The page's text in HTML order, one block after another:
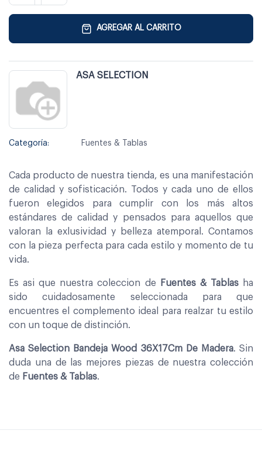
AGREGAR AL CARRITO
ASA SELECTION
Categoría: Fuentes & Tablas
Cada producto de nuestra tienda, es una manifestación
de calidad y sofisticación. Todos y cada uno de ellos
fueron elegidos para cumplir con los más altos
estándares de calidad y pensados para aquellos que
valoran la exlusividad y belleza atemporal. Contamos
con la pieza perfecta para cada estilo y momento de tu
vida.
Es asi que nuestra coleccion de Fuentes & Tablasha
sido cuidadosamente seleccionada para que
encuentres el complemento ideal para realzar tu estilo
con un toque de distinción.
Asa Selection Bandeja Wood 36X17Cm De Madera. Sin
duda una de las mejores piezas de nuestra colección
de Fuentes & Tablas.